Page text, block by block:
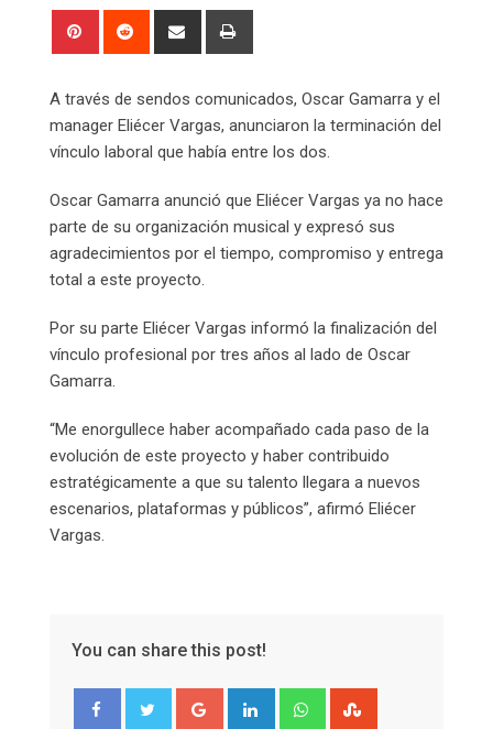
Pinterest Reddit
Share
A través de sendos comunicados, Oscar Gamarra y el
manager Eliécer Vargas, anunciaron la terminación del
vínculo laboral que había entre los dos.
Oscar Gamarra anunció que Eliécer Vargas ya no hace
parte de su organización musical y expresó sus
agradecimientos por el tiempo, compromiso y entrega
total a este proyecto.
Por su parte Eliécer Vargas informó la finalización del
vínculo profesional por tres años al lado de Oscar
Gamarra.
“Me enorgullece haber acompañado cada paso de la
evolución de este proyecto y haber contribuido
estratégicamente a que su talento llegara a nuevos
escenarios, plataformas y públicos”, afirmó Eliécer
Vargas.
You can share this post!
Google+ LinkedIn Whatsapp